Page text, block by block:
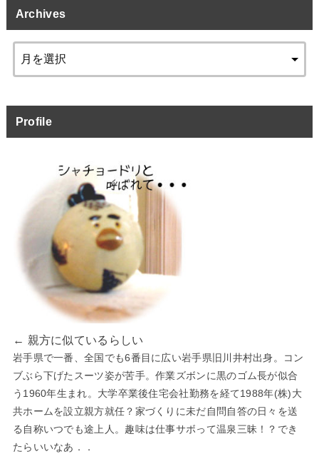
Archives
Profile
← 親方に似ているらしい
岩手県で一番、全国でも6番目に広い岩手県旧川井村出身。コン
ブぶら下げたスーツ姿が苦手。作業ズボンに黒のゴム長が似合
う1960年生まれ。大学卒業後住宅会社勤務を経て1988年(株)大
共ホームを設立親方就任？家づくりに未だ自問自答の日々を送
る自称いつでも途上人。趣味は仕事サボって温泉三昧！？でき
たらいいなあ．．